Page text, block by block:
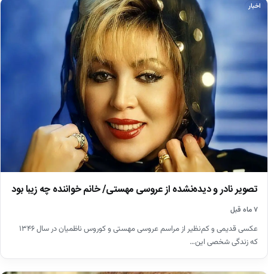
اخبار
تصویر نادر و دیده‌نشده از عروسی مهستی/ خانم خواننده چه زیبا بود
۷ ماه قبل
عکسی قدیمی و کم‌نظیر از مراسم عروسی مهستی و کوروس ناظمیان در سال ۱۳۴۶
که زندگی شخصی این…